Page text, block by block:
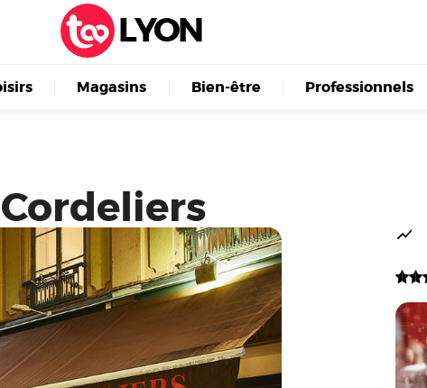
LYON
Magasins Bien-être Professionnels